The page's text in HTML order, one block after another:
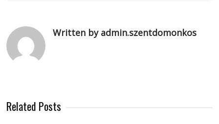
Written by admin.szentdomonkos
Related Posts